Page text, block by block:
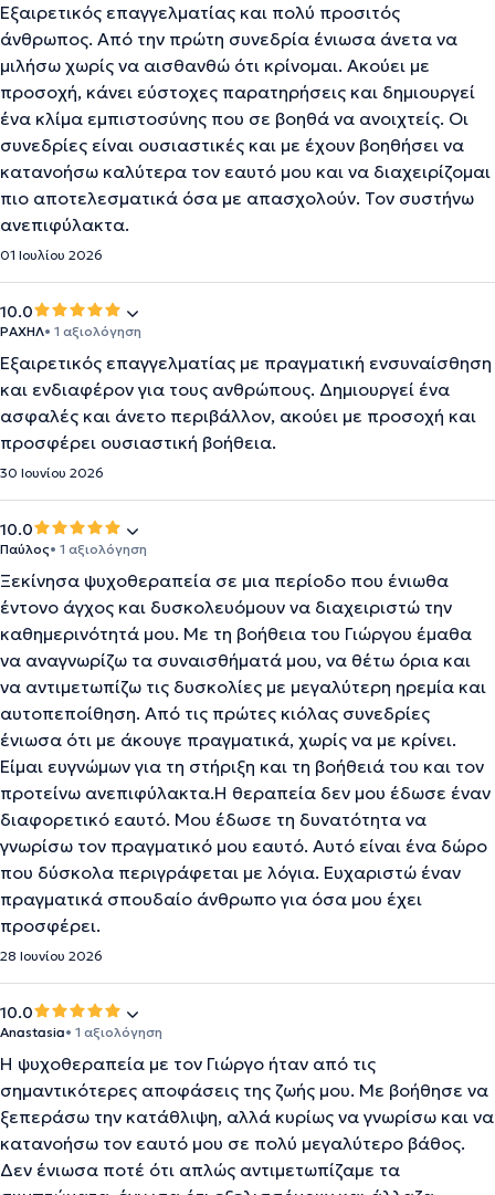
Εξαιρετικός επαγγελματίας και πολύ προσιτός
άνθρωπος. Από την πρώτη συνεδρία ένιωσα άνετα να
μιλήσω χωρίς να αισθανθώ ότι κρίνομαι. Ακούει με
προσοχή, κάνει εύστοχες παρατηρήσεις και δημιουργεί
ένα κλίμα εμπιστοσύνης που σε βοηθά να ανοιχτείς. Οι
συνεδρίες είναι ουσιαστικές και με έχουν βοηθήσει να
κατανοήσω καλύτερα τον εαυτό μου και να διαχειρίζομαι
πιο αποτελεσματικά όσα με απασχολούν. Τον συστήνω
ανεπιφύλακτα.
01 Ιουλίου 2026
10.0
ΡΑΧΗΛ• 1 αξιολόγηση
Εξαιρετικός επαγγελματίας με πραγματική ενσυναίσθηση
και ενδιαφέρον για τους ανθρώπους. Δημιουργεί ένα
ασφαλές και άνετο περιβάλλον, ακούει με προσοχή και
προσφέρει ουσιαστική βοήθεια.
30 Ιουνίου 2026
10.0
Παύλος• 1 αξιολόγηση
Ξεκίνησα ψυχοθεραπεία σε μια περίοδο που ένιωθα
έντονο άγχος και δυσκολευόμουν να διαχειριστώ την
καθημερινότητά μου. Με τη βοήθεια του Γιώργου έμαθα
να αναγνωρίζω τα συναισθήματά μου, να θέτω όρια και
να αντιμετωπίζω τις δυσκολίες με μεγαλύτερη ηρεμία και
αυτοπεποίθηση. Από τις πρώτες κιόλας συνεδρίες
ένιωσα ότι με άκουγε πραγματικά, χωρίς να με κρίνει.
Είμαι ευγνώμων για τη στήριξη και τη βοήθειά του και τον
προτείνω ανεπιφύλακτα.Η θεραπεία δεν μου έδωσε έναν
διαφορετικό εαυτό. Μου έδωσε τη δυνατότητα να
γνωρίσω τον πραγματικό μου εαυτό. Αυτό είναι ένα δώρο
που δύσκολα περιγράφεται με λόγια. Ευχαριστώ έναν
πραγματικά σπουδαίο άνθρωπο για όσα μου έχει
προσφέρει.
28 Ιουνίου 2026
10.0
Anastasia• 1 αξιολόγηση
Η ψυχοθεραπεία με τον Γιώργο ήταν από τις
σημαντικότερες αποφάσεις της ζωής μου. Με βοήθησε να
ξεπεράσω την κατάθλιψη, αλλά κυρίως να γνωρίσω και να
κατανοήσω τον εαυτό μου σε πολύ μεγαλύτερο βάθος.
Δεν ένιωσα ποτέ ότι απλώς αντιμετωπίζαμε τα